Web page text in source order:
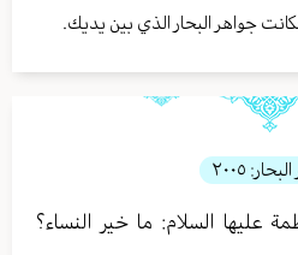
جواهر البحار الذي بين يديك.
٢٠٠٥
عليها السلام: ما خير النساء؟